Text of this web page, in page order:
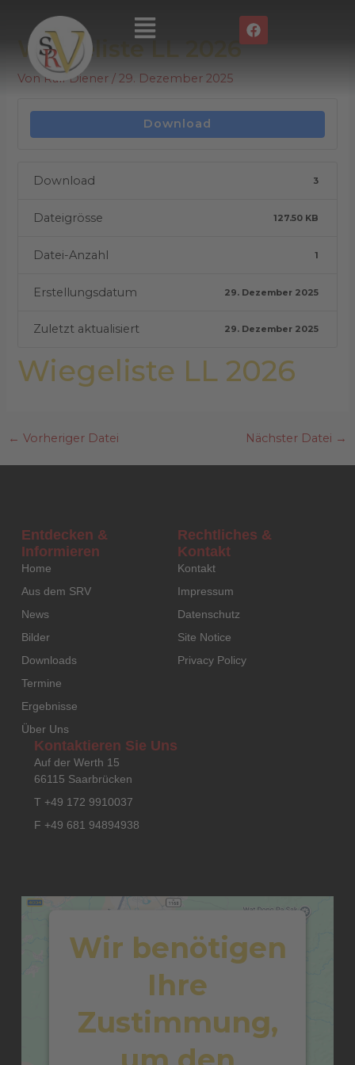
Inhalt
springen
Main
Menu
F
a
o
Wiegeliste LL 2026
Von Ralf Diener/29. Dezember 2025
Download
Download 3
Dateigrösse 127.50 KB
Datei-Anzahl 1
Erstellungsdatum 29. Dezember 2025
Zuletzt aktualisiert 29. Dezember 2025
Wiegeliste LL 2026
navigation
← Vorheriger Datei Nächster Datei →
Entdecken &
Informieren
Home
Aus dem SRV
News
Bilder
Downloads
Termine
Ergebnisse
Über Uns
Rechtliches &
Kontakt
Kontakt
Impressum
Datenschutz
Site Notice
Privacy Policy
Kontaktieren Sie Uns
Auf der Werth 15
66115 Saarbrücken
T +49 172 9910037
F +49 681 94894938
Wir benötigen
Ihre
Zustimmung,